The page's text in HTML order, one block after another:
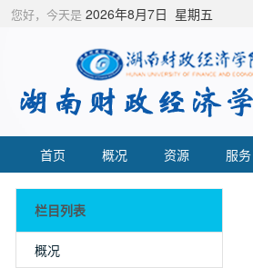
您好，今天是 2026年8月7日 星期五
首页 概况 资源 服务
栏目列表
概况